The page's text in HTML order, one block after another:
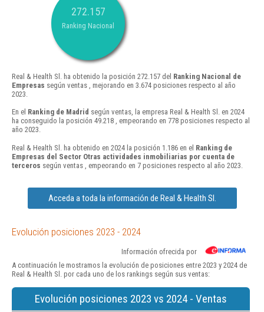
272.157
Ranking Nacional
Real & Health Sl. ha obtenido la posición 272.157 del Ranking Nacional de
Empresas según ventas , mejorando en 3.674 posiciones respecto al año
2023.
En el Ranking de Madrid según ventas, la empresa Real & Health Sl. en 2024
ha conseguido la posición 49.218 , empeorando en 778 posiciones respecto al
año 2023.
Real & Health Sl. ha obtenido en 2024 la posición 1.186 en el Ranking de
Empresas del Sector Otras actividades inmobiliarias por cuenta de
terceros según ventas , empeorando en 7 posiciones respecto al año 2023.
Acceda a toda la información de Real & Health Sl.
Evolución posiciones 2023 - 2024
Información ofrecida por
A continuación le mostramos la evolución de posiciones entre 2023 y 2024 de
Real & Health Sl. por cada uno de los rankings según sus ventas:
Evolución posiciones 2023 vs 2024 - Ventas